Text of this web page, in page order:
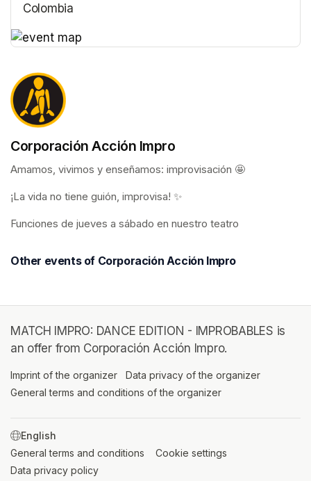
Colombia
Corporación Acción Impro
Amamos, vivimos y enseñamos: improvisación 🤩
¡La vida no tiene guión, improvisa! ✨
Funciones de jueves a sábado en nuestro teatro
Other events of Corporación Acción Impro
MATCH IMPRO: DANCE EDITION - IMPROBABLES is
an offer from Corporación Acción Impro.
Imprint of the organizer (opens in a new tab)
Data privacy of the organizer
General terms and conditions of the organizer
SWITCH LANGUAGE
General terms and conditions (opens in a new tab)
Cookie settings
Data privacy policy